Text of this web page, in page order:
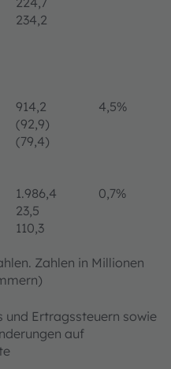
234,2
914,2
4,5%
(92,9)
(79,4)
1.986,4
0,7%
23,5
110,3
Zahlen in Millionen
und Ertragssteuern sowie
auf